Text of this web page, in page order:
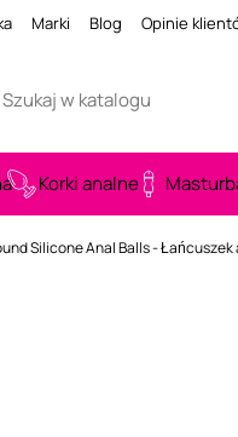
Marki Blog Opinie
Korki analne
Silicone Anal Balls - Łańcuszek